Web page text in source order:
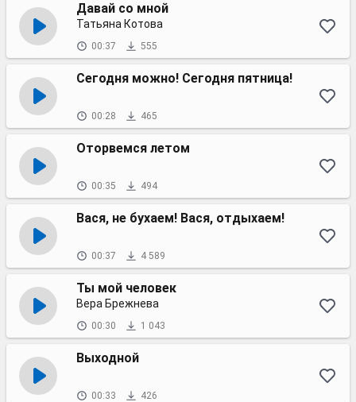
Давай со мной
Татьяна Котова
00:37 555
Сегодня можно! Сегодня пятница!
00:28 465
Оторвемся летом
00:35 494
Вася, не бухаем! Вася, отдыхаем!
00:37 4 589
Ты мой человек
Вера Брежнева
00:30 1 043
Выходной
00:33 426